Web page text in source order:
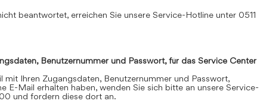
beantwortet, erreichen Sie unsere Service-Hotline unter 0511
Benutzernummer und Passwort, für das Service Center
mit Ihren Zugangsdaten, Benutzernummer und Passwort,
E-Mail erhalten haben, wenden Sie sich bitte an unsere Service-
und fordern diese dort an.